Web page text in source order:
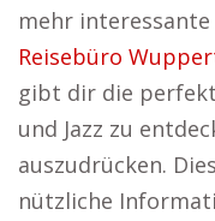
mehr
Reisebüro
gibt dir die
und Jazz zu
auszudrücken.
nützliche